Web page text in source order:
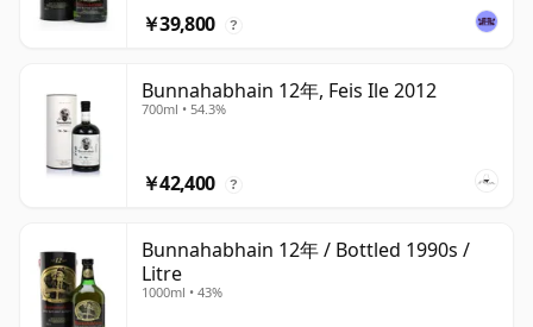
￥39,800 ?
Bunnahabhain 12年, Feis Ile 2012
700ml • 54.3%
￥42,400 ?
Bunnahabhain 12年 / Bottled 1990s /
Litre
1000ml • 43%